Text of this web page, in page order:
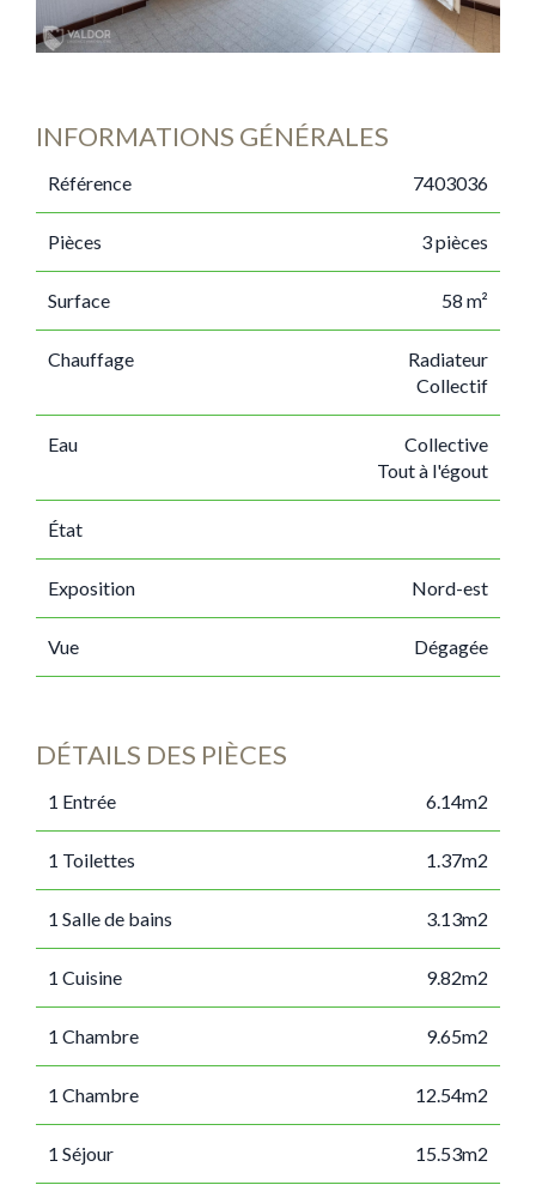
INFORMATIONS GÉNÉRALES
Référence 7403036
Pièces 3 pièces
Surface 58 m²
Chauffage
Radiateur
Collectif
Eau
Collective
Tout à l'égout
État
Exposition Nord-est
Vue Dégagée
DÉTAILS DES PIÈCES
1 Entrée 6.14m2
1 Toilettes 1.37m2
1 Salle de bains 3.13m2
1 Cuisine 9.82m2
1 Chambre 9.65m2
1 Chambre 12.54m2
1 Séjour 15.53m2